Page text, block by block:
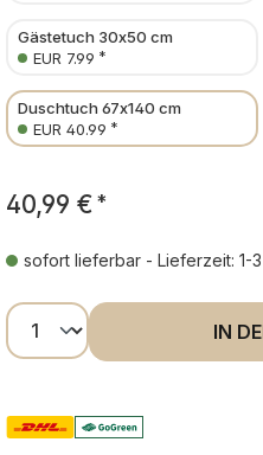
Gästetuch 30x50 cm
EUR 7.99 *
Duschtuch 67x140 cm
EUR 40.99 *
40,99 € *
sofort lieferbar - Lieferzeit: 1-
Produkt Anzahl: IN